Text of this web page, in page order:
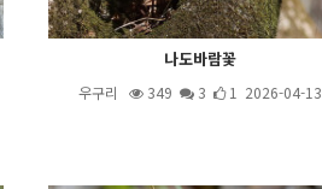
나도바람꽃
우구리 349 3 1 2026-04-13